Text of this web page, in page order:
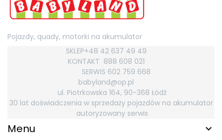
Pojazdy, quady, motorki na akumulator
SKLEP+48 42 637 49 49
KONTAKT 888 608 021
SERWIS 602 759 668
babyland@op.pl
ul. Piotrkowska 164, 90-368 Łódź
30 lat doświadczenia w sprzedaży pojazdów na akumulator
autoryzowany serwis
Menu